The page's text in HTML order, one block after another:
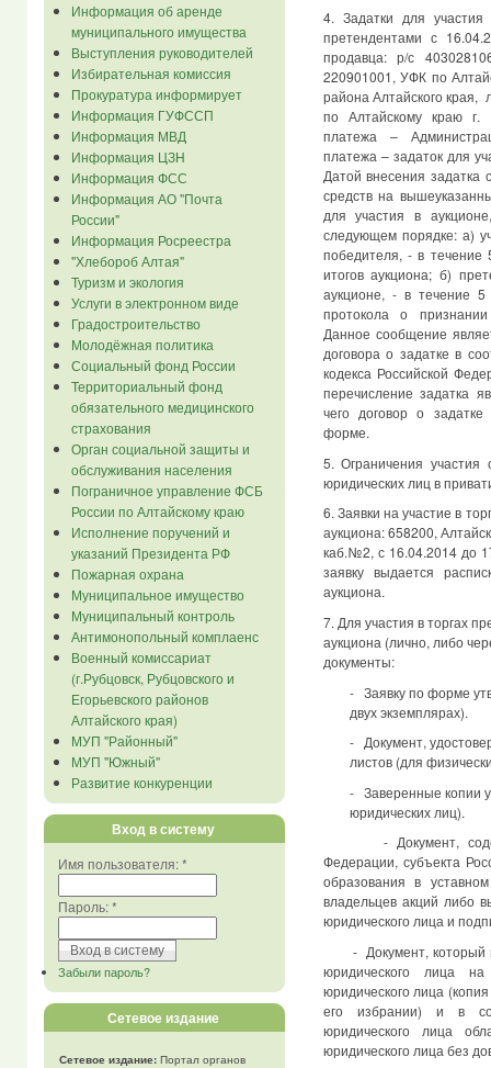
Информация об аренде
муниципального имущества
Выступления руководителей
Избирательная комиссия
Прокуратура информирует
Информация ГУФССП
Информация МВД
Информация ЦЗН
Информация ФСС
Информация АО "Почта
России"
Информация Росреестра
"Хлебороб Алтая"
Туризм и экология
Услуги в электронном виде
Градостроительство
Молодёжная политика
Социальный фонд России
Территориальный фонд
обязательного медицинского
страхования
Орган социальной защиты и
обслуживания населения
Пограничное управление ФСБ
России по Алтайскому краю
Исполнение поручений и
указаний Президента РФ
Пожарная охрана
Муниципальное имущество
Муниципальный контроль
Антимонопольный комплаенс
Военный комиссариат
(г.Рубцовск, Рубцовского и
Егорьевского районов
Алтайского края)
МУП "Районный"
МУП "Южный"
Развитие конкуренции
Вход в систему
Имя пользователя:*
Пароль:*
Забыли пароль?
Сетевое издание
Сетевое издание:Портал органов
4. Задатки для
претендентами с
продавца: р/с
220901001, УФК по
района Алтайского
по Алтайскому краю г.
платежа –
платежа – задаток для
Датой внесения задатка
средств на
для участия в
следующем порядке: а)
победителя, - в
итогов аукциона; б)
аукционе, - в течение
протокола о
Данное сообщение
договора о задатке в
кодекса Российской
перечисление задатка
чего договор о
форме.
5. Ограничения участия
юридических лиц в
6. Заявки на участие в
аукциона: 658200,
каб.№2, с 16.04.2014 до
заявку выдается
аукциона.
7. Для участия в торгах
аукциона (лично, либо
документы:
- Заявку по форме
двух экземплярах).
- Документ,
листов (для
- Заверенные копии
юридических лиц).
- Документ,
Федерации, субъекта
образования в
владельцев акций либо
юридического лица и
- Документ, который
юридического лица
юридического лица
его избрании) и в
юридического лица
юридического лица без